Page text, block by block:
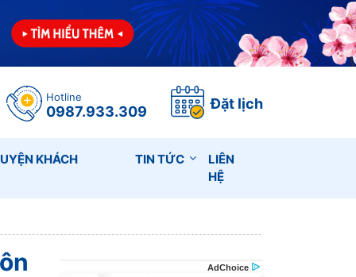
Hotline
0987.933.309 Đặt lịch
KHÁCH
TIN TỨC
LIÊN
HỆ